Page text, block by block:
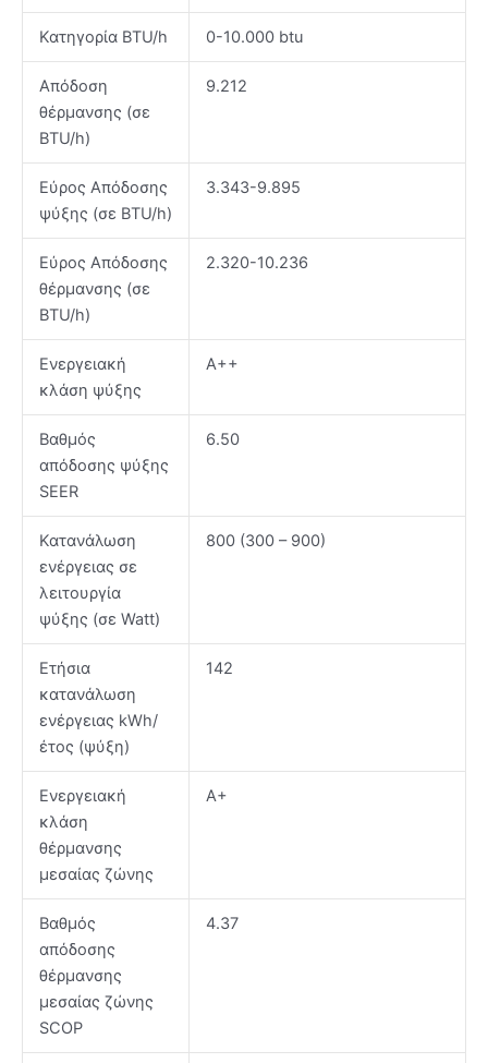
Κατηγορία BTU/h 0-10.000 btu
Απόδοση
θέρμανσης (σε
BTU/h)
9.212
Εύρος Απόδοσης
ψύξης (σε BTU/h)
3.343-9.895
Εύρος Απόδοσης
θέρμανσης (σε
BTU/h)
2.320-10.236
Ενεργειακή
κλάση ψύξης
Α++
Βαθμός
απόδοσης ψύξης
SEER
6.50
Κατανάλωση
ενέργειας σε
λειτουργία
ψύξης (σε Watt)
800 (300 – 900)
Ετήσια
κατανάλωση
ενέργειας kWh/
έτος (ψύξη)
142
Ενεργειακή
κλάση
θέρμανσης
μεσαίας ζώνης
Α+
Βαθμός
απόδοσης
θέρμανσης
μεσαίας ζώνης
SCOP
4.37